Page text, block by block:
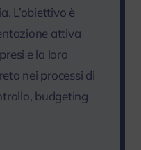
L’obiettivo è
attiva
e la loro
nei processi di
budgeting